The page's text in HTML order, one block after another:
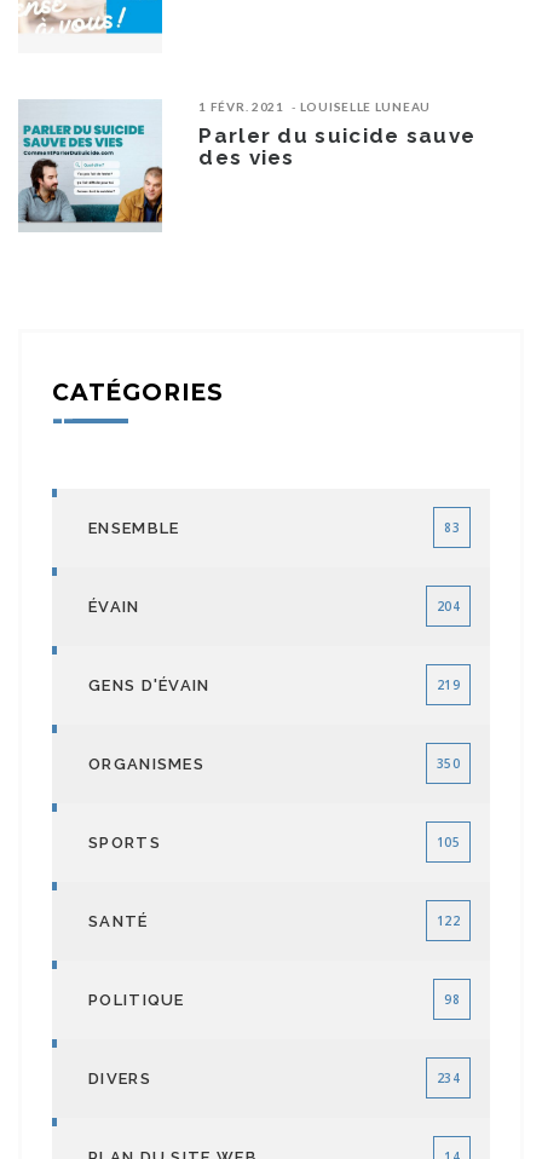
1 FÉVR. 2021 LOUISELLE LUNEAU
Parler du suicide sauve
des vies
CATÉGORIES
ENSEMBLE 83
ÉVAIN 204
GENS D'ÉVAIN 219
ORGANISMES 350
SPORTS 105
SANTÉ 122
POLITIQUE 98
DIVERS 234